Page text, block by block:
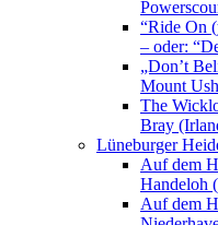
“Ride On
– oder:
„Don’t
Mount
The
Bray
Lüneburger
Auf dem
Handeloh
Auf dem